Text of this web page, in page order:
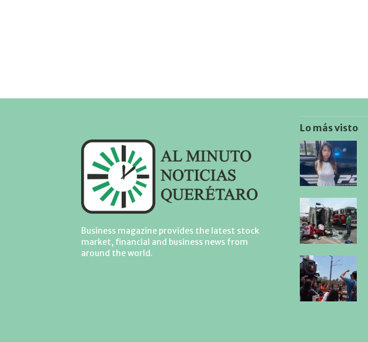
Business magazine provides the latest stock
market, financial and business news from
around the world.
Lo más visto